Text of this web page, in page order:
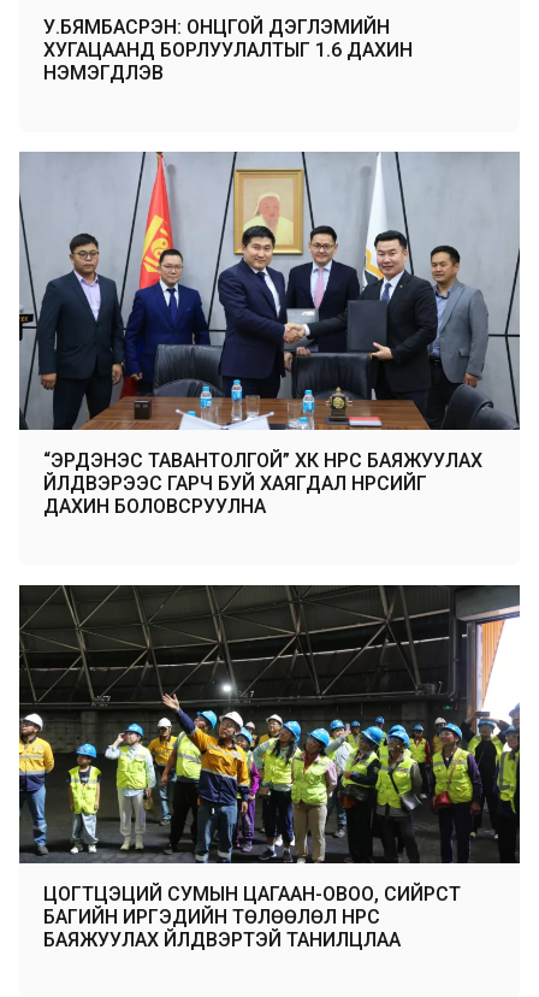
У.БЯМБАСҮРЭН: ОНЦГОЙ ДЭГЛЭМИЙН
ХУГАЦААНД БОРЛУУЛАЛТЫГ 1.6 ДАХИН
НЭМЭГДҮҮЛЭВ
“ЭРДЭНЭС ТАВАНТОЛГОЙ” ХК НҮҮРС БАЯЖУУЛАХ
ҮЙЛДВЭРЭЭС ГАРЧ БУЙ ХАЯГДАЛ НҮҮРСИЙГ
ДАХИН БОЛОВСРУУЛНА
ЦОГТЦЭЦИЙ СУМЫН ЦАГААН-ОВОО, СИЙРСТ
БАГИЙН ИРГЭДИЙН ТӨЛӨӨЛӨЛ НҮҮРС
БАЯЖУУЛАХ ҮЙЛДВЭРТЭЙ ТАНИЛЦЛАА